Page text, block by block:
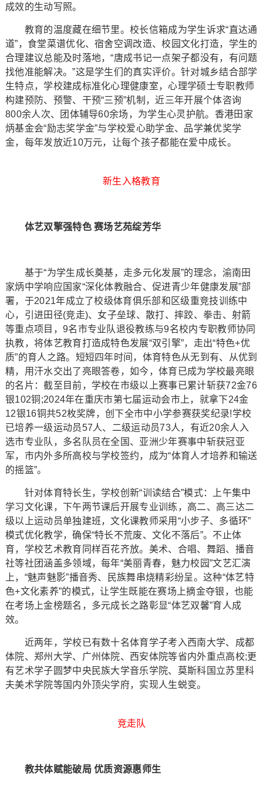
成效的生动写照。
教育的温度藏在细节里。校长信箱成为学生诉求“直达通
道”，食堂菜谱优化、宿舍空调改造、校园文化打造，学生的
合理建议总能及时落地，“唐成书记一点架子都没有，有问题
找他准能解决。”这是学生们的真实评价。针对城乡结合部学
生特点，学校建成标准化心理健康室，心理学硕士专职教师
构建预防、预警、干预“三预”机制，近三年开展个体咨询
800余人次、团体辅导60余场，为学生心灵护航。香港田家
炳基金会“励志奖学金”与学校爱心助学金、品学兼优奖学
金，每年发放近10万元，让每个孩子都能在爱中成长。
新生入格教育
体艺双擎强特色 赛场艺苑绽芳华
基于“为学生成长奠基，走多元化发展”的理念，渝南田
家炳中学响应国家“深化体教融合、促进青少年健康发展”部
署，于2021年成立了校级体育俱乐部和区级重竞技训练中
心，引进田径(竞走)、女子垒球、散打、摔跤、拳击、射箭
等重点项目，9名市专业队退役教练与9名校内专职教师协同
执教，将体艺教育打造成特色发展“双引擎”，走出“特色+优
质”的育人之路。短短四年时间，体育特色从无到有、从优到
精，用汗水交出了亮眼答卷，如今，体育已成为学校最亮眼
的名片：截至目前，学校在市级以上赛事已累计斩获72金76
银102铜;2024年在重庆市第七届运动会市上，就拿下24金
12银16铜共52枚奖牌，创下全市中小学参赛获奖纪录!学校
已培养一级运动员57人、二级运动员73人，有近20余人入
选市专业队，多名队员在全国、亚洲少年赛事中斩获冠亚
军，市内外多所高校与学校签约，成为“体育人才培养和输送
的摇篮”。
针对体育特长生，学校创新“训读结合”模式：上午集中
学习文化课，下午两节课后开展专业训练，高二、高三达二
级以上运动员单独建班，文化课教师采用“小步子、多循环”
模式优化教学，确保“特长不荒废、文化不落后”。不止体
育，学校艺术教育同样百花齐放。美术、合唱、舞蹈、播音
社等社团涵盖多领域，每年“美丽青春，魅力校园”文艺汇演
上，“魅声魅影”播音秀、民族舞串烧精彩纷呈。这种“体艺特
色+文化素养”的模式，让学生既能在赛场上摘金夺银，也能
在考场上金榜题名，多元成长之路彰显“体艺双馨”育人成
效。
近两年，学校已有数十名体育学子考入西南大学、成都
体院、郑州大学、广州体院、西安体院等省内外重点高校;更
有艺术学子圆梦中央民族大学音乐学院、莫斯科国立苏里科
夫美术学院等国内外顶尖学府，实现人生蜕变。
竞走队
教共体赋能破局 优质资源惠师生